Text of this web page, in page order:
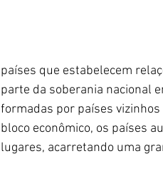
países que estabelecem
parte da soberania nacional
formadas por países
bloco econômico, os países
lugares, acarretando uma